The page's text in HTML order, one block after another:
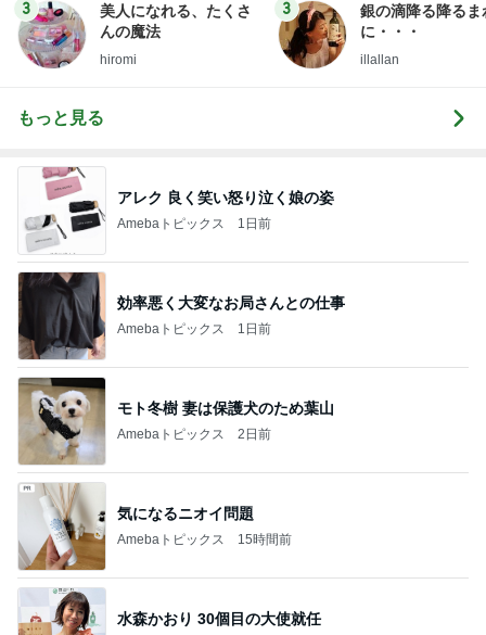
3
美人になれる、たくさ
んの魔法
hiromi
3
銀の滴降る降るま
に・・・
illallan
もっと見る
アレク 良く笑い怒り泣く娘の姿
Amebaトピックス 1日前
効率悪く大変なお局さんとの仕事
Amebaトピックス 1日前
モト冬樹 妻は保護犬のため葉山
Amebaトピックス 2日前
気になるニオイ問題
Amebaトピックス 15時間前
水森かおり 30個目の大使就任